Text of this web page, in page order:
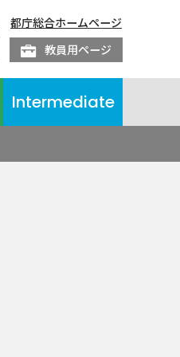
都庁総合ホームページ
教員用ページ
Intermediate